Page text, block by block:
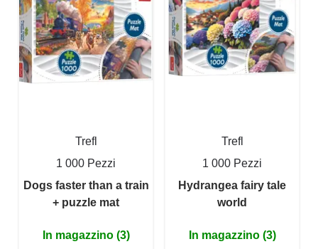
Trefl
1 000 Pezzi
Dogs faster than a train
+ puzzle mat
In magazzino (3)
Trefl
1 000 Pezzi
Hydrangea fairy tale
world
In magazzino (3)